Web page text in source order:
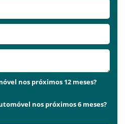
nos próximos 12 meses?
nos próximos 6 meses?